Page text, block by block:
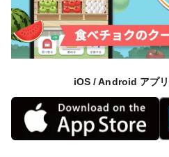
iOS / Android アプ